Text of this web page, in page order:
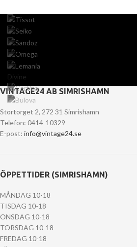
Divine
VINTAGE24 AB SIMRISHAMN
Stortorget 2, 272 31 Simrishamn
Telefon: 0414-10329
E-post: info@vintage24.se
ÖPPETTIDER (SIMRISHAMN)
MÅNDAG 10-18
TISDAG 10-18
ONSDAG 10-18
TORSDAG 10-18
FREDAG 10-18